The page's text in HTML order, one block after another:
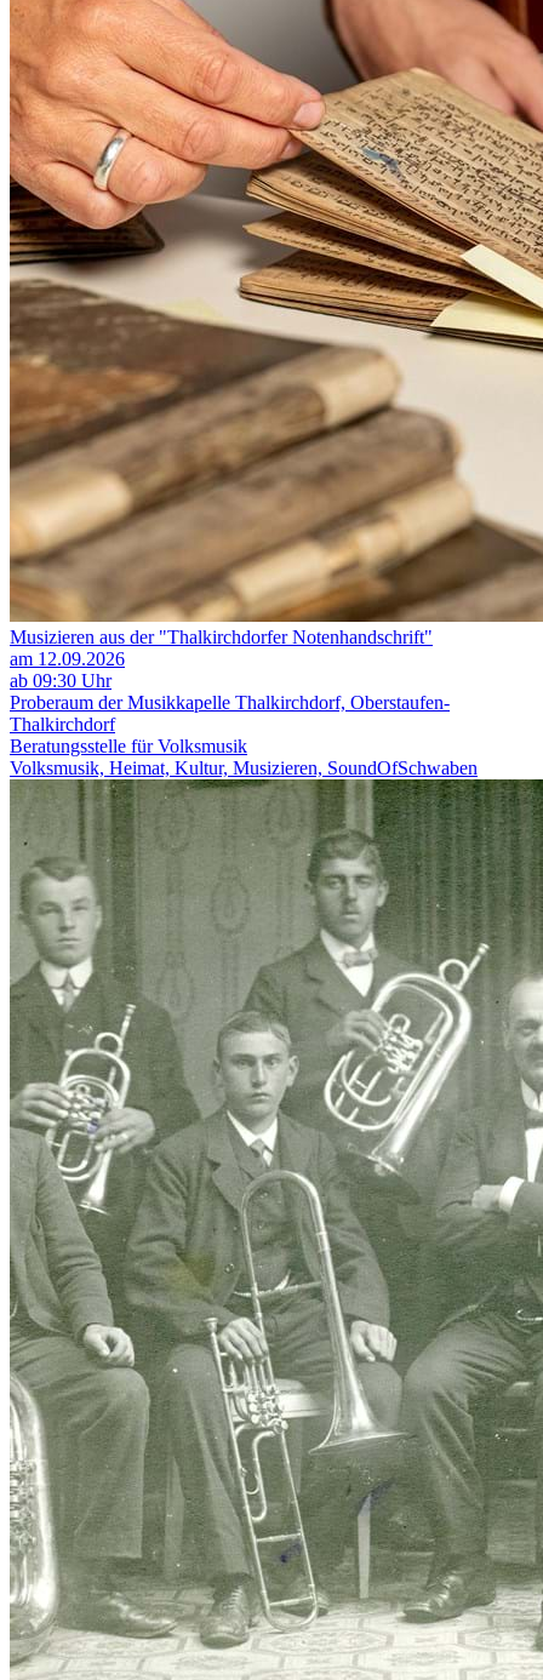
Musizieren aus der "Thalkirchdorfer Notenhandschrift"
am 12.09.2026
ab 09:30 Uhr
Proberaum der Musikkapelle Thalkirchdorf, Oberstaufen-
Thalkirchdorf
Beratungsstelle für Volksmusik
Volksmusik, Heimat, Kultur, Musizieren, SoundOfSchwaben